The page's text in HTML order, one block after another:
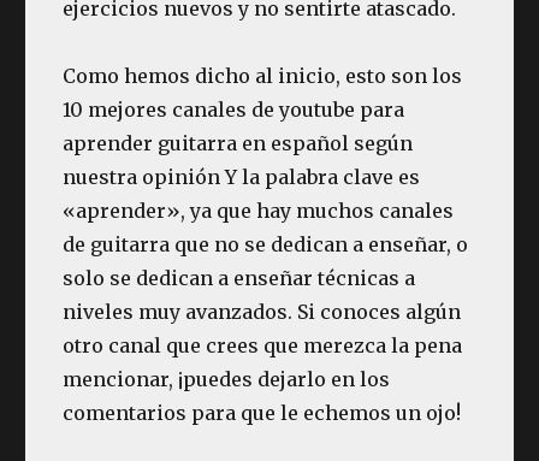
ejercicios nuevos y no sentirte atascado.
Como hemos dicho al inicio, esto son los
10 mejores canales de youtube para
aprender guitarra en español según
nuestra opinión Y la palabra clave es
«aprender», ya que hay muchos canales
de guitarra que no se dedican a enseñar, o
solo se dedican a enseñar técnicas a
niveles muy avanzados. Si conoces algún
otro canal que crees que merezca la pena
mencionar, ¡puedes dejarlo en los
comentarios para que le echemos un ojo!